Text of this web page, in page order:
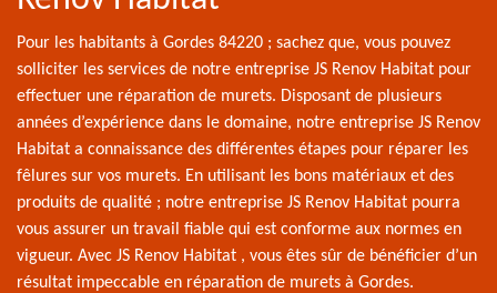
Pour les habitants à Gordes 84220 ; sachez que, vous pouvez
solliciter les services de notre entreprise JS Renov Habitat pour
effectuer une réparation de murets. Disposant de plusieurs
années d’expérience dans le domaine, notre entreprise JS Renov
Habitat a connaissance des différentes étapes pour réparer les
fêlures sur vos murets. En utilisant les bons matériaux et des
produits de qualité ; notre entreprise JS Renov Habitat pourra
vous assurer un travail fiable qui est conforme aux normes en
vigueur. Avec JS Renov Habitat , vous êtes sûr de bénéficier d’un
résultat impeccable en réparation de murets à Gordes.